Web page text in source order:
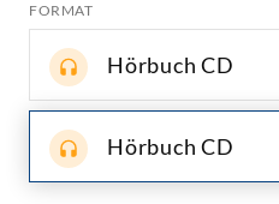
FORMAT
Hörbuch CD
Hörbuch CD